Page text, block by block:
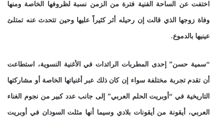
اختفت عن الساحة الفنية فترة من الزمن نسبة لظروفها الخاصة ومنها
وفاة زوجها الذي قالت إن رحيله أثر كثيراً عليها وحين تتحدث عنه تمتلئ
عينيها بالدموع.
“سمية حسن” إحدى المطربات الرائدات في الأغنية النسوية، استطاعت
أن تقدم تجربة مختلفة سواء إن كان ذلك عبر أغنياتها الخاصة أو مشاركتها
التاريخية في “أوبريت الحلم العربي” إلى جانب عدد كبير من نجوم الغناء
العربي، أيقونة من أيقونات بلادي وسيما أنها مثلت السودان في أوبريت